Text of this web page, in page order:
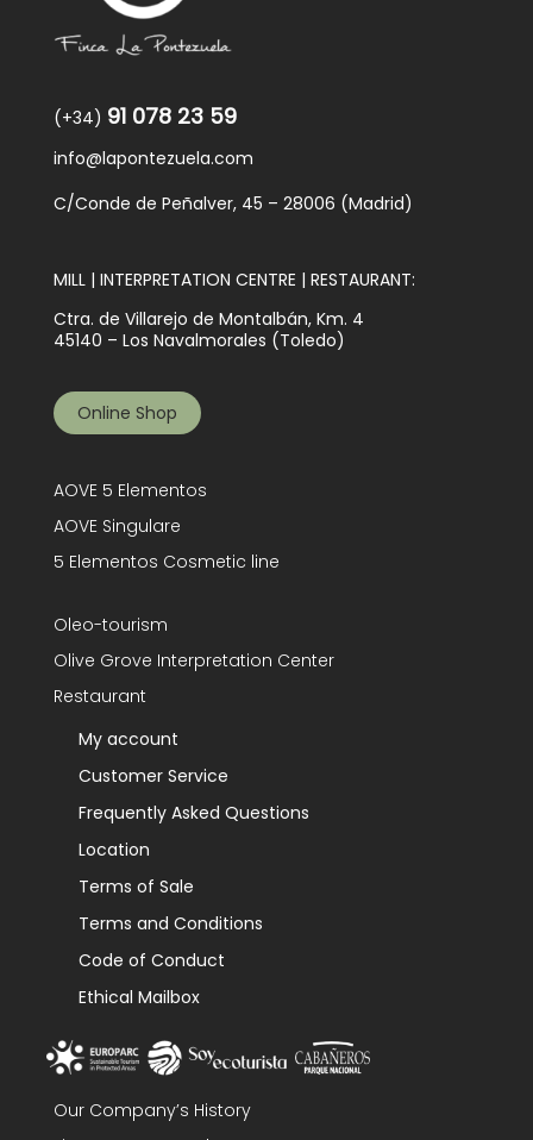
(+34) 91 078 23 59
info@lapontezuela.com
C/Conde de Peñalver, 45 – 28006 (Madrid)
MILL | INTERPRETATION CENTRE | RESTAURANT:
Ctra. de Villarejo de Montalbán, Km. 4
45140 – Los Navalmorales (Toledo)
Online Shop
AOVE 5 Elementos
AOVE Singulare
5 Elementos Cosmetic line
Oleo-tourism
Olive Grove Interpretation Center
Restaurant
My account
Customer Service
Frequently Asked Questions
Location
Terms of Sale
Terms and Conditions
Code of Conduct
Ethical Mailbox
Our Company’s History